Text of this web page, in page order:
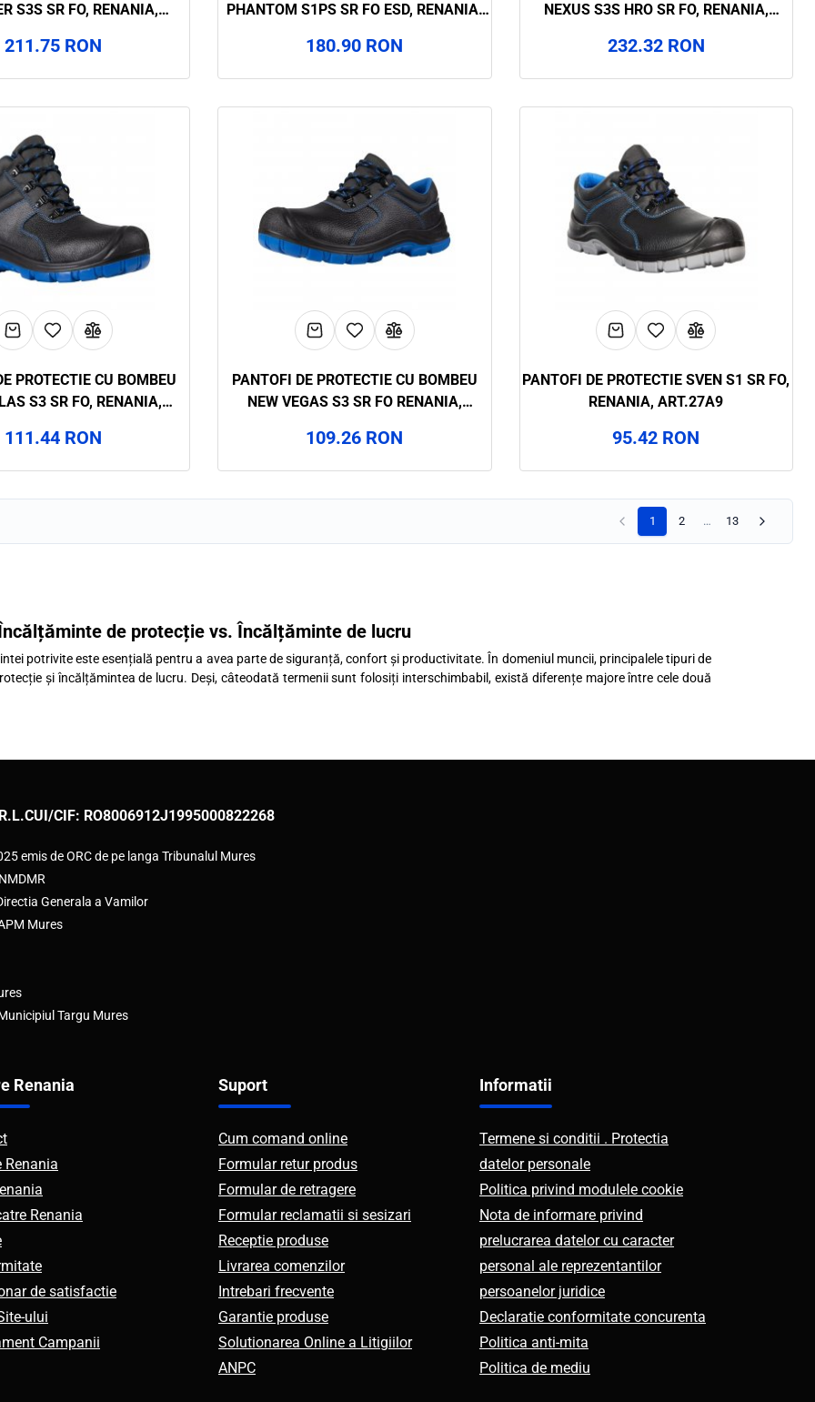
S3S SR FO, RENANIA,
211.75 RON
PHANTOM S1PS SR FO ESD, RENANIA,
180.90 RON
NEXUS S3S HRO SR FO, RENANIA,
232.32 RON
PROTECTIE CU BOMBEU
S3 SR FO, RENANIA,
111.44 RON
PANTOFI DE PROTECTIE CU BOMBEU
NEW VEGAS S3 SR FO RENANIA,
109.26 RON
PANTOFI DE PROTECTIE SVEN S1 SR FO,
RENANIA, ART.27A9
95.42 RON
1 2 … 13
de protecție vs. Încălțăminte de lucru
potrivite este esențială pentru a avea parte de siguranță, confort și productivitate. În domeniul muncii, principalele tipuri de
și încălțămintea de lucru. Deși, câteodată termenii sunt folosiți interschimbabil, există diferențe majore între cele două
CUI/CIF: RO8006912J1995000822268
emis de ORC de pe langa Tribunalul Mures
Generala a Vamilor
Mures
Targu Mures
Renania
Renania
Renania
de satisfactie
ului
Campanii
Suport
Cum comand online
Formular retur produs
Formular de retragere
Formular reclamatii si sesizari
Receptie produse
Livrarea comenzilor
Intrebari frecvente
Garantie produse
Solutionarea Online a Litigiilor
ANPC
Informatii
Termene si conditii . Protectia
datelor personale
Politica privind modulele cookie
Nota de informare privind
prelucrarea datelor cu caracter
personal ale reprezentantilor
persoanelor juridice
Declaratie conformitate concurenta
Politica anti-mita
Politica de mediu